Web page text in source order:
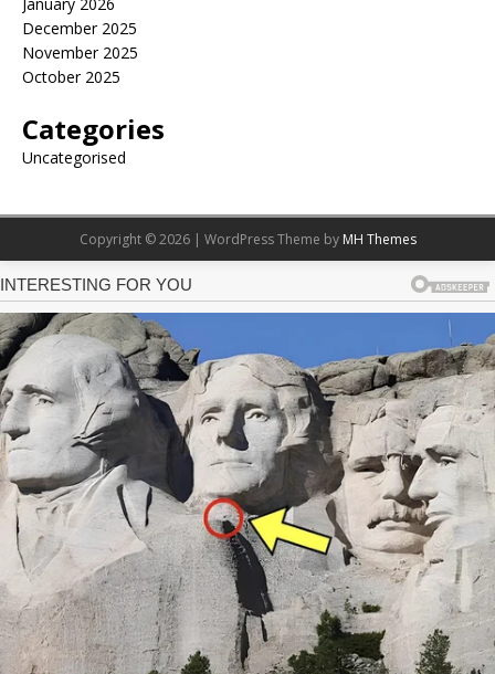
January 2026
December 2025
November 2025
October 2025
Categories
Uncategorised
Copyright © 2026 | WordPress Theme by MH Themes